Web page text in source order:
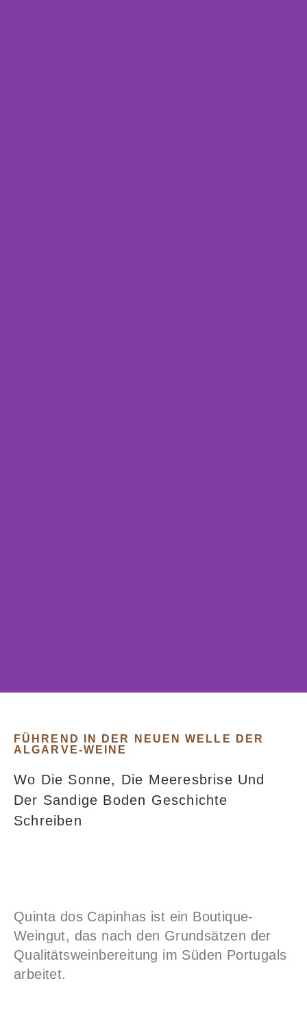
Weinliebhaber An Der
Algarve
FÜHREND IN DER NEUEN WELLE DER
ALGARVE-WEINE
Wo Die Sonne, Die Meeresbrise Und
Der Sandige Boden Geschichte
Schreiben
Quinta dos Capinhas ist ein Boutique-
Weingut, das nach den Grundsätzen der
Qualitätsweinbereitung im Süden Portugals
arbeitet.